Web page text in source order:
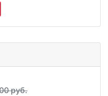
руб.